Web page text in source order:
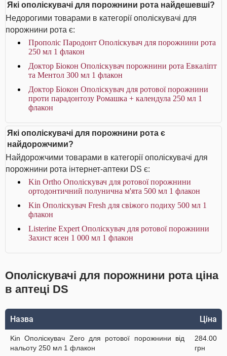
Які ополіскувачі для порожнини рота найдешевші?
Недорогими товарами в категорії ополіскувачі для
порожнини рота є:
Прополіс Пародонт Ополіскувач для порожнини рота
250 мл 1 флакон
Доктор Біокон Ополіскувач порожнини рота Евкаліпт
та Ментол 300 мл 1 флакон
Доктор Біокон Ополіскувач для ротової порожнини
проти парадонтозу Ромашка + календула 250 мл 1
флакон
Які ополіскувачі для порожнини рота є
найдорожчими?
Найдорожчими товарами в категорії ополіскувачі для
порожнини рота інтернет-аптеки DS є:
Kin Ortho Ополіскувач для ротової порожнини
ортодонтичний полунична м'ята 500 мл 1 флакон
Kin Ополіскувач Fresh для свіжого подиху 500 мл 1
флакон
Listerine Expert Ополіскувач для ротової порожнини
Захист ясен 1 000 мл 1 флакон
Ополіскувачі для порожнини рота ціна
в аптеці DS
Назва Ціна
Kin Ополіскувач Zero для ротової порожнини від
нальоту 250 мл 1 флакон
284.00
грн